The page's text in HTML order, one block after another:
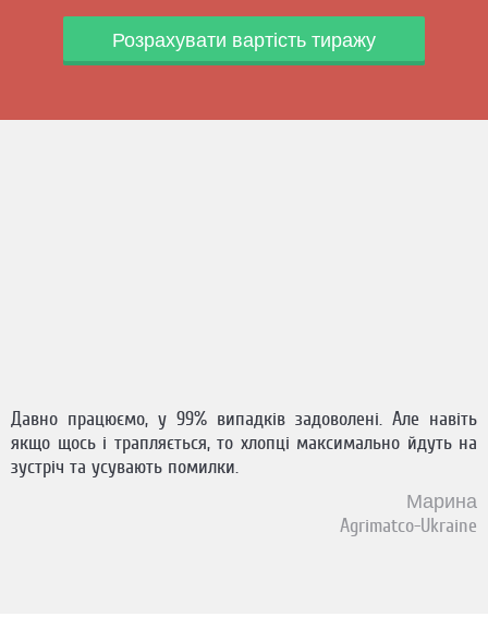
Розрахувати вартість тиражу
Давно працюємо, у 99% випадків задоволені. Але навіть
якщо щось і трапляється, то хлопці максимально йдуть на
зустріч та усувають помилки.
Марина
Agrimatco-Ukraine